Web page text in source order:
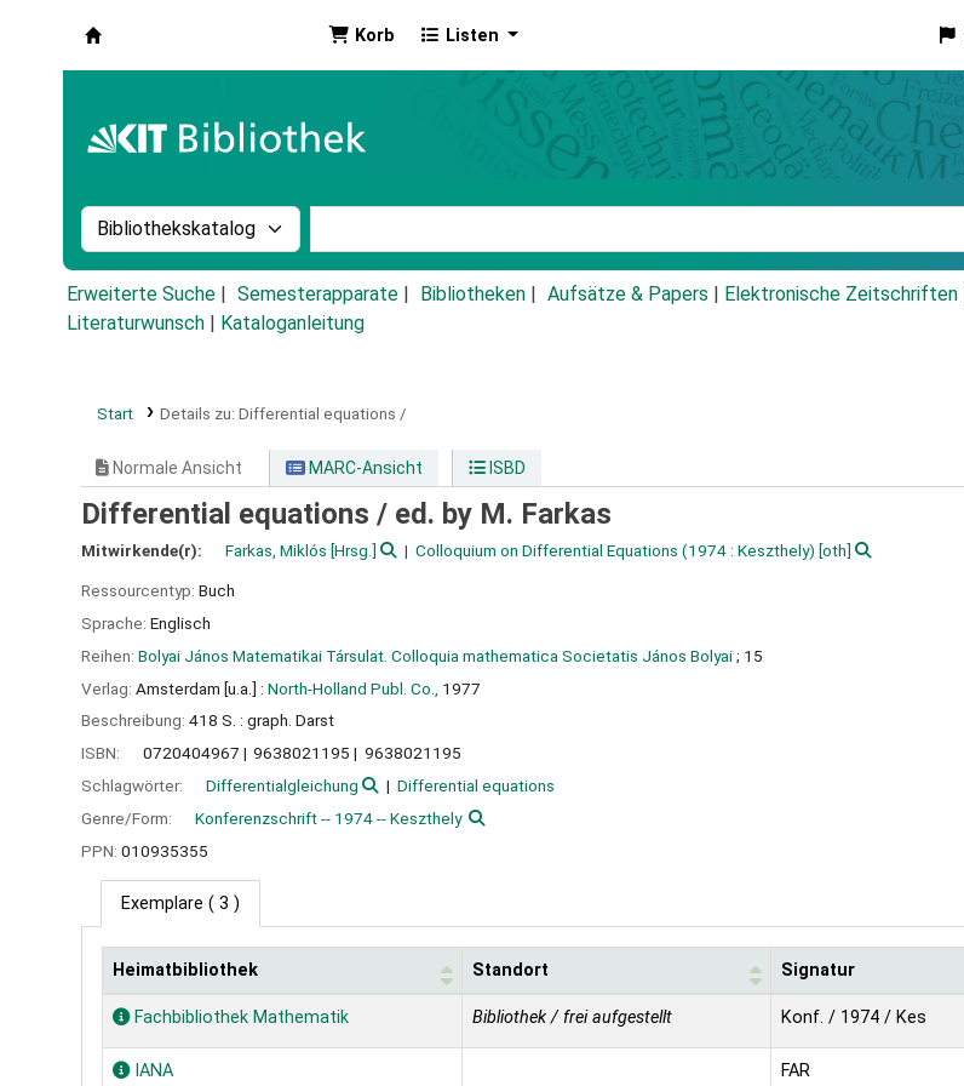
Korb Listen
Suche im Katalog nach:
Erweiterte Suche Semesterapparate Bibliotheken Aufsätze & Papers Elektronische Zeitschriften
Literaturwunsch
Kataloganleitung
Start Details zu: Differential equations /
Normale Ansicht MARC-Ansicht ISBD
Differential equations / ed. by M. Farkas
Mitwirkende(r): Farkas, Miklós [Hrsg.] Colloquium on Differential Equations (1974 : Keszthely) [oth]
Ressourcentyp: Buch
Sprache: Englisch
Reihen: Bolyai János Matematikai Társulat. Colloquia mathematica Societatis János Bolyai; 15
Verlag: Amsterdam [u.a.] : North-Holland Publ. Co.,
1977
Beschreibung: 418 S. : graph. Darst
ISBN:
0720404967 9638021195
9638021195
Schlagwörter:
Differentialgleichung
Differential equations
Genre/Form:
Konferenzschrift -- 1974 -- Keszthely
PPN: 010935355
Exemplare ( 3 )
Exemplare
Heimatbibliothek Standort Signatur
Fachbibliothek Mathematik Bibliothek / frei aufgestellt Konf. / 1974 / Kes
IANA FAR